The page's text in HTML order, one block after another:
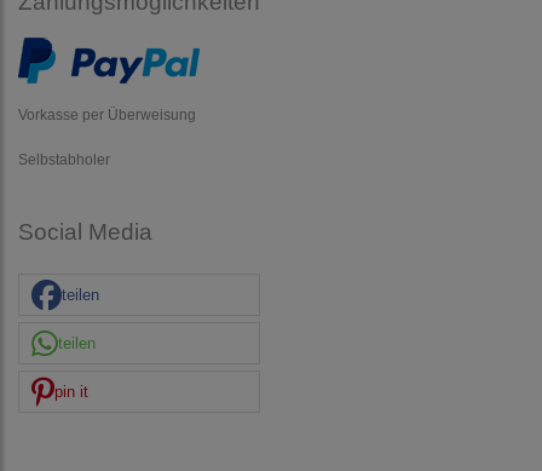
Vorkasse per Überweisung
Selbstabholer
Social Media
teilen
teilen
pin it